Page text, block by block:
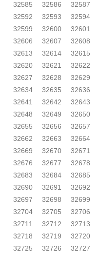
32585
32586 32587
32592
32593 32594
32599
32600 32601
32606
32607 32608
32613
32614 32615
32620
32621 32622
32627
32628 32629
32634
32635 32636
32641
32642 32643
32648
32649 32650
32655
32656 32657
32662
32663 32664
32669
32670 32671
32676
32677 32678
32683
32684 32685
32690
32691 32692
32697
32698 32699
32704
32705 32706
32711
32712 32713
32718
32719 32720
32725
32726 32727